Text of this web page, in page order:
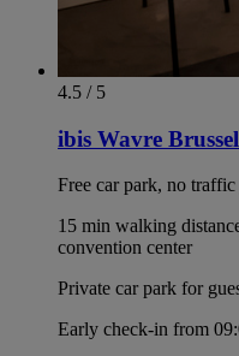
4.5 / 5
ibis Wavre
Free car park, no traffic
15 min walking
convention center
Private car park for
Early check-in from